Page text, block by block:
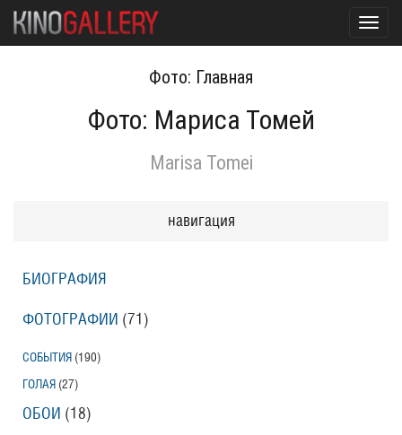
Фото: Главная
Фото: Мариса Томей
Marisa Tomei
навигация
БИОГРАФИЯ
ФОТОГРАФИИ (71 )
СОБЫТИЯ (190)
ГОЛАЯ (27)
ОБОИ (18)